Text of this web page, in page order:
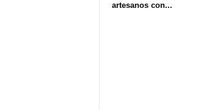
artesanos con...